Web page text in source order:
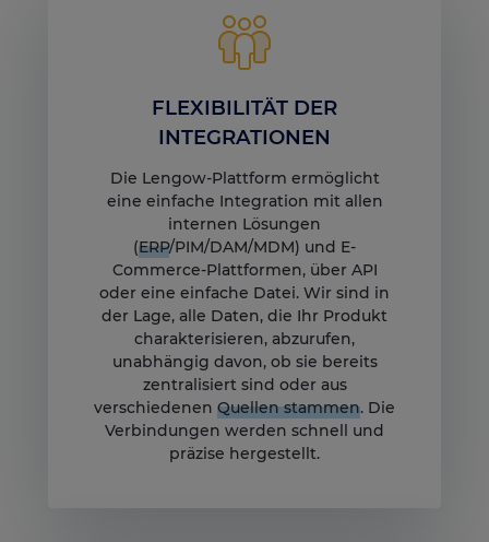
FLEXIBILITÄT DER
INTEGRATIONEN
Die Lengow-Plattform ermöglicht
eine einfache Integration mit allen
internen Lösungen
(ERP/PIM/DAM/MDM) und E-
Commerce-Plattformen, über API
oder eine einfache Datei. Wir sind in
der Lage, alle Daten, die Ihr Produkt
charakterisieren, abzurufen,
unabhängig davon, ob sie bereits
zentralisiert sind oder aus
verschiedenen Quellen stammen. Die
Verbindungen werden schnell und
präzise hergestellt.